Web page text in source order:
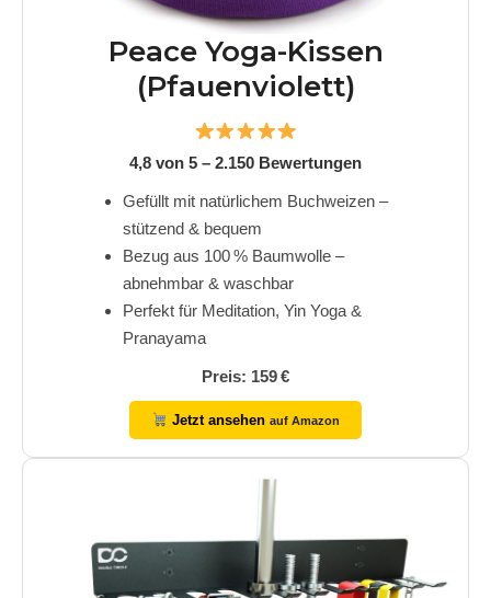
Peace Yoga-Kissen
(Pfauenviolett)
4,8 von 5 – 2.150 Bewertungen
Gefüllt mit natürlichem Buchweizen –
stützend & bequem
Bezug aus 100 % Baumwolle –
abnehmbar & waschbar
Perfekt für Meditation, Yin Yoga &
Pranayama
Preis: 159 €
Jetzt ansehenauf Amazon